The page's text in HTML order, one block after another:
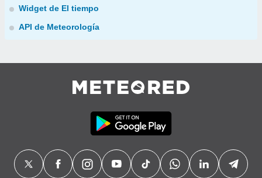
Widget de El tiempo
API de Meteorología